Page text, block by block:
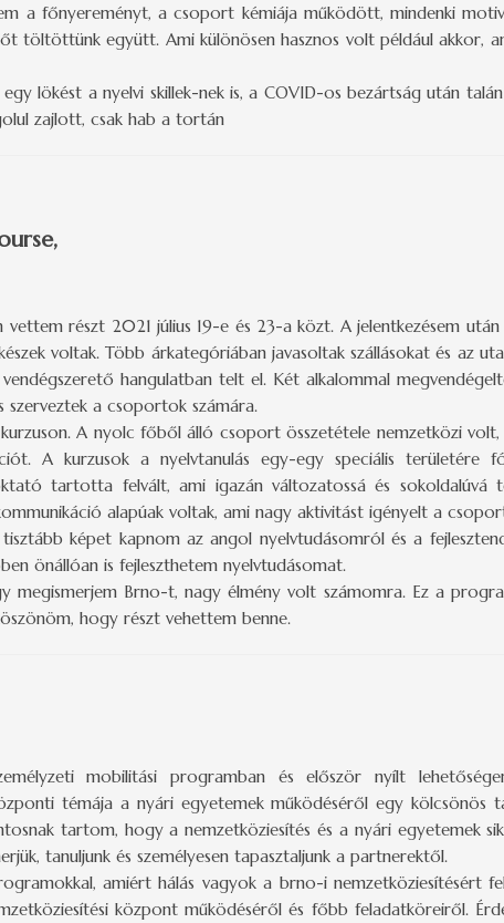
a főnyereményt, a csoport kémiája működött, mindenki
töltöttünk együtt. Ami különösen hasznos volt például akkor,
lökést a nyelvi skillek-nek is, a COVID-os bezártság után
zajlott, csak hab a tortán
vettem részt 2021 július 19-e és 23-a közt. A jelentkezésem
voltak. Több árkategóriában javasoltak szállásokat és az
hangulatban telt el. Két alkalommal
szerveztek a csoportok számára.
A nyolc főből álló csoport összetétele nemzetközi
A kurzusok a nyelvtanulás egy-egy speciális területére
tartotta felvált, ami igazán változatossá és
alapúak voltak, ami nagy aktivitást igényelt a
képet kapnom az angol nyelvtudásomról és a
önállóan is fejleszthetem nyelvtudásomat.
Brno-t, nagy élmény volt számomra. Ez a
hogy részt vehettem benne.
mobilitási programban és először nyílt
témája a nyári egyetemek működéséről egy kölcsönös
tartom, hogy a nemzetköziesítés és a nyári egyetemek
tanuljunk és személyesen tapasztaljunk a partnerektől.
amiért hálás vagyok a brno-i nemzetköziesítésért
központ működéséről és főbb feladatköreiről.